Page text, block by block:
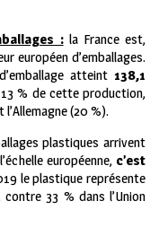
:la France est,
européen d’emballages.
atteint 138,1
% de cette production,
(20 %).
plastiques arrivent
européenne, c’est
le plastique représente
33 % dans l’Union